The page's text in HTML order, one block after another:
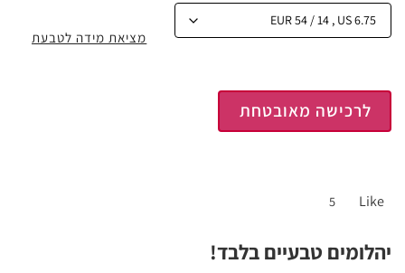
לרכישה מאובטחת
Like
5
מציאת מידה לטבעת
יהלומים טבעיים בלבד!